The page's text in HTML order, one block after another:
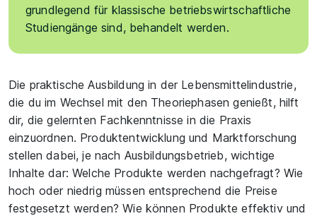
grundlegend für klassische betriebswirtschaftliche
Studiengänge sind, behandelt werden.
Die praktische Ausbildung in der Lebensmittelindustrie,
die du im Wechsel mit den Theoriephasen genießt, hilft
dir, die gelernten Fachkenntnisse in die Praxis
einzuordnen. Produktentwicklung und Marktforschung
stellen dabei, je nach Ausbildungsbetrieb, wichtige
Inhalte dar: Welche Produkte werden nachgefragt? Wie
hoch oder niedrig müssen entsprechend die Preise
festgesetzt werden? Wie können Produkte effektiv und